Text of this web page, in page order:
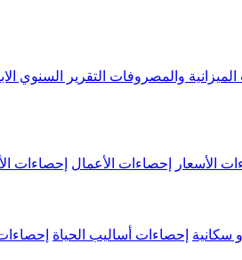
الميزانية والمصروفات التقرير السنوي
الأسعار إحصاءات الأعمال إحصاءات
سكانية إحصاءات أساليب الحياة